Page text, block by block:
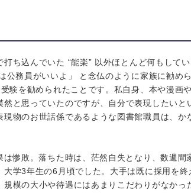
ち込んでいた “能楽” 以外ほとんど何もしてい
務員がいいよ」 と念仏のように家族に勧め
験を勧められたことです。私自身、本や漫画
と思っていたのですが、自分で表現したいと
物のお世話係であるような図書館職員は、か
惨敗。落ちた時は、茫然自失となり、数週間
学3年生の6月頃でした。大手は既に採用を終
模の大小や待遇にはあまりこだわりがなかっ